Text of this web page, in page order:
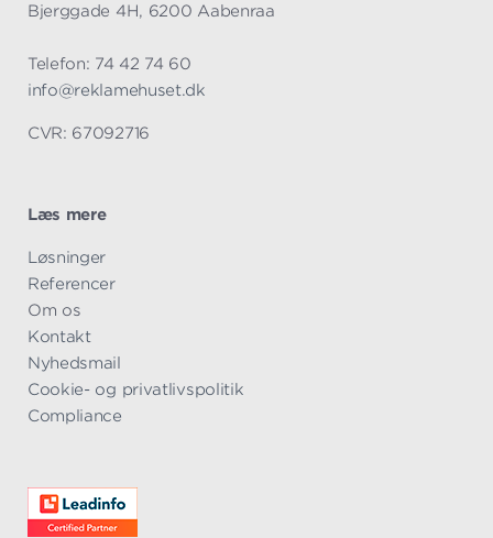
Bjerggade 4H, 6200 Aabenraa
Telefon: 74 42 74 60
info@reklamehuset.dk
CVR: 67092716
Læs mere
Overspring
navigationen
Løsninger
Referencer
Om os
Kontakt
Nyhedsmail
Cookie- og privatlivspolitik
Compliance